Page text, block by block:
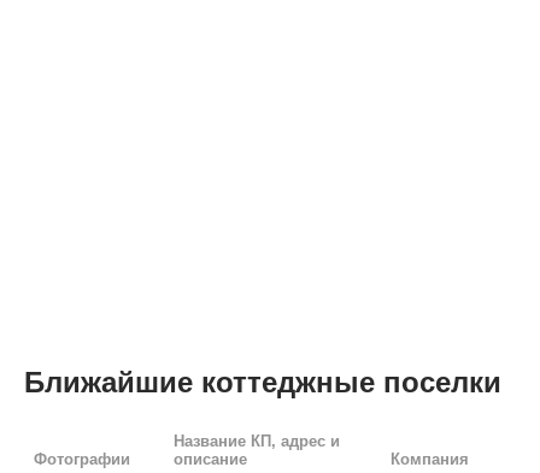
Ближайшие коттеджные поселки
Фотографии
Название КП, адрес и
описание
Компания